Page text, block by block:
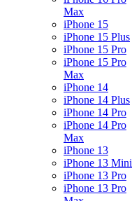
Max
iPhone 15
iPhone 15 Plus
iPhone 15 Pro
iPhone 15 Pro
Max
iPhone 14
iPhone 14 Plus
iPhone 14 Pro
iPhone 14 Pro
Max
iPhone 13
iPhone 13 Mini
iPhone 13 Pro
iPhone 13 Pro